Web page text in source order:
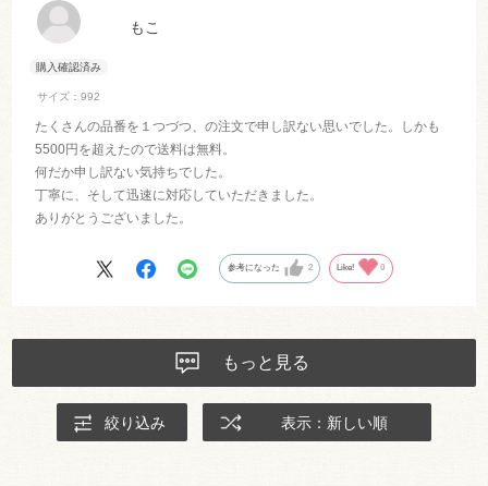
もこ
サイズ：992
たくさんの品番を１つづつ、の注文で申し訳ない思いでした。しかも
5500円を超えたので送料は無料。
何だか申し訳ない気持ちでした。
丁寧に、そして迅速に対応していただきました。
ありがとうございました。
参考になった 2 Like! 0
もっと見る
絞り込み 表示：新しい順